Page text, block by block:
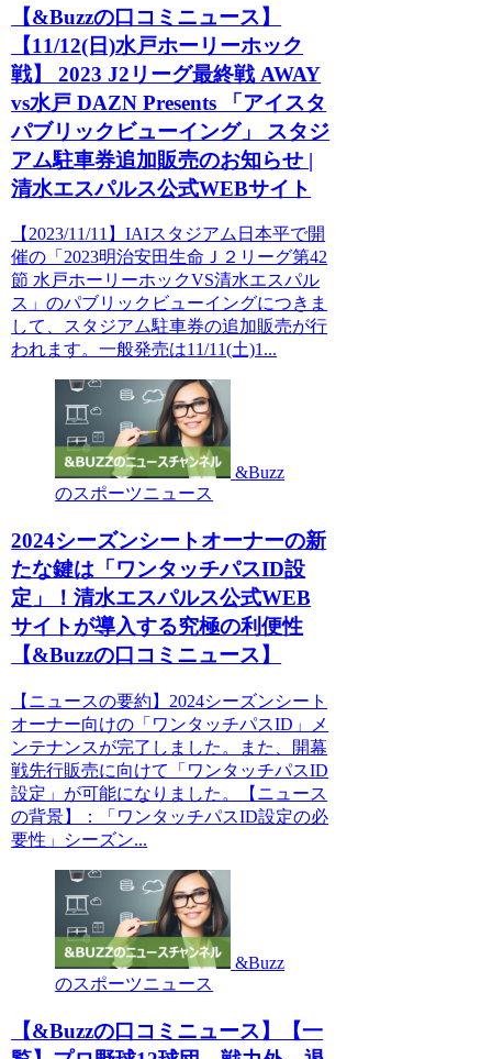
【&Buzzの口コミニュース】
【11/12(日)水戸ホーリーホック
戦】 2023 J2リーグ最終戦 AWAY
vs水戸 DAZN Presents 「アイスタ
パブリックビューイング」 スタジ
アム駐車券追加販売のお知らせ |
清水エスパルス公式WEBサイト
【2023/11/11】IAIスタジアム日本平で開
催の「2023明治安田生命Ｊ２リーグ第42
節 水戸ホーリーホックVS清水エスパル
ス」のパブリックビューイングにつきま
して、スタジアム駐車券の追加販売が行
われます。一般発売は11/11(土)1...
&Buzz
のスポーツニュース
2024シーズンシートオーナーの新
たな鍵は「ワンタッチパスID設
定」！清水エスパルス公式WEB
サイトが導入する究極の利便性
【&Buzzの口コミニュース】
【ニュースの要約】2024シーズンシート
オーナー向けの「ワンタッチパスID」メ
ンテナンスが完了しました。また、開幕
戦先行販売に向けて「ワンタッチパスID
設定」が可能になりました。【ニュース
の背景】：「ワンタッチパスID設定の必
要性」シーズン...
&Buzz
のスポーツニュース
【&Buzzの口コミニュース】【一